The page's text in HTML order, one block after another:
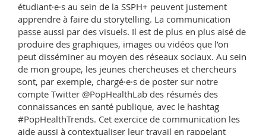
étudiant·e·s au sein de la SSPH+ peuvent justement
apprendre à faire du storytelling. La communication
passe aussi par des visuels. Il est de plus en plus aisé de
produire des graphiques, images ou vidéos que l’on
peut disséminer au moyen des réseaux sociaux. Au sein
de mon groupe, les jeunes chercheuses et chercheurs
sont, par exemple, chargé·e·s de poster sur notre
compte Twitter @PopHealthLab des résumés des
connaissances en santé publique, avec le hashtag
#PopHealthTrends. Cet exercice de communication les
aide aussi à contextualiser leur travail en rappelant